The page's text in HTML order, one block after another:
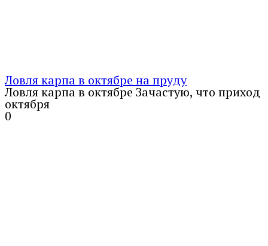
Ловля карпа в октябре на пруду
Ловля карпа в октябре Зачастую, что приход
октября
0